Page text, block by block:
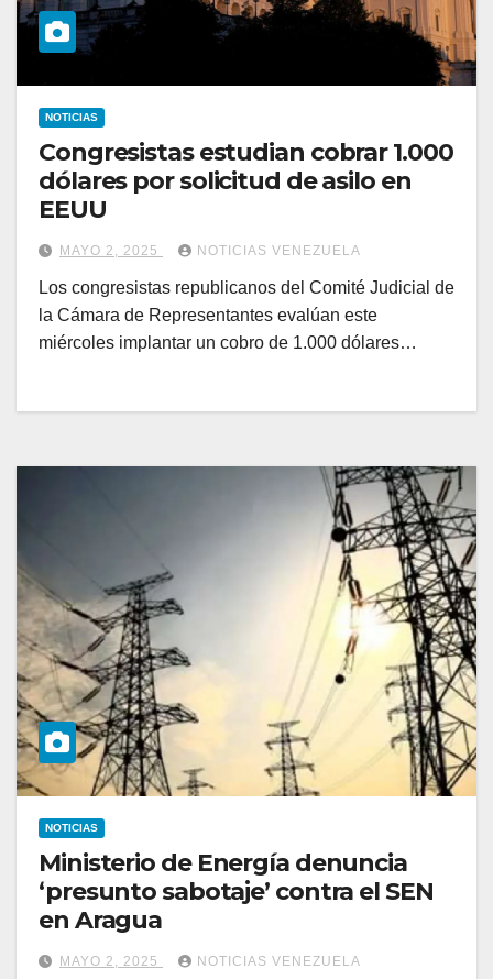
NOTICIAS
Congresistas estudian cobrar 1.000
dólares por solicitud de asilo en
EEUU
MAYO 2, 2025 NOTICIAS VENEZUELA
Los congresistas republicanos del Comité Judicial de
la Cámara de Representantes evalúan este
miércoles implantar un cobro de 1.000 dólares…
NOTICIAS
Ministerio de Energía denuncia
‘presunto sabotaje’ contra el SEN
en Aragua
MAYO 2, 2025 NOTICIAS VENEZUELA